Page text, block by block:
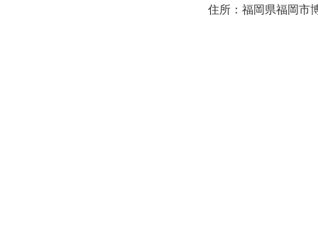
住所：福岡県福岡市